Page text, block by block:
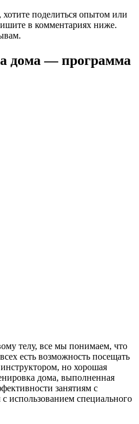
поделиться опытом или
в комментариях ниже.
дома — программа
телу, все мы понимаем, что
есть возможность посещать
но хорошая
дома, выполненная
занятиям с
использованием специального